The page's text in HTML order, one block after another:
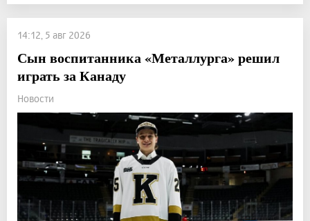
14:12, 5 авг 2026
Сын воспитанника «Металлурга» решил
играть за Канаду
Новости